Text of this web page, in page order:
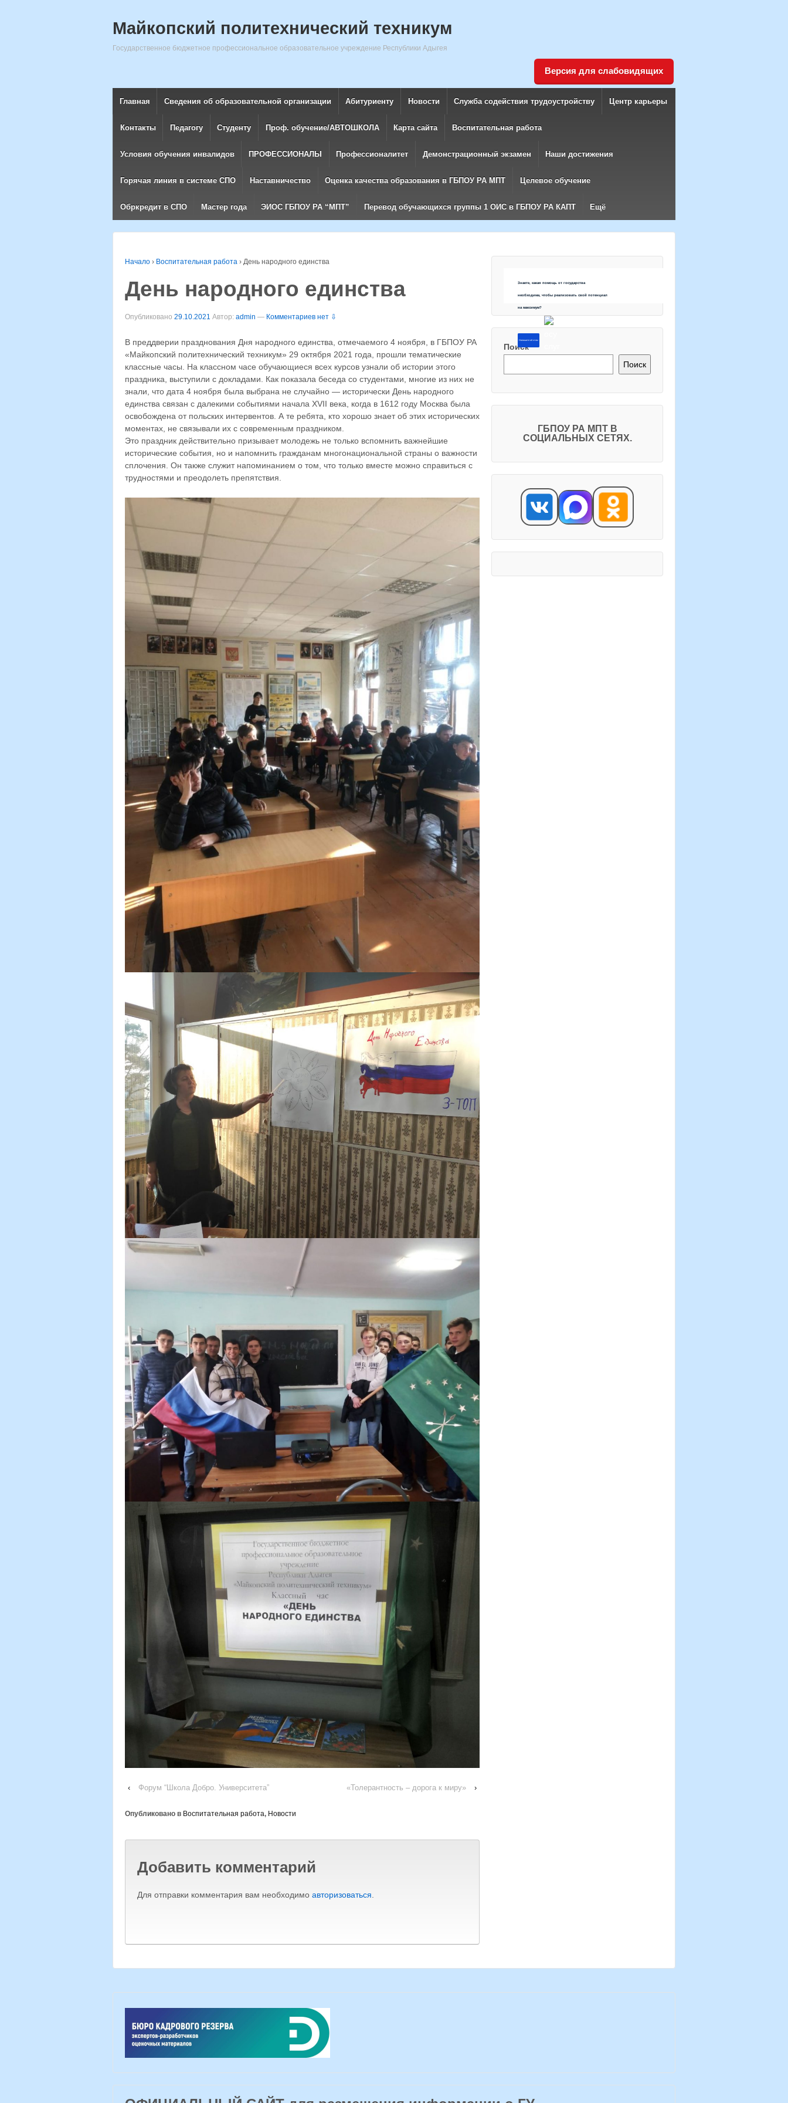
Майкопский политехнический техникум
Государственное бюджетное профессиональное образовательное учреждение Республики Адыгея
Версия для слабовидящих
Главная Сведения об образовательной организации Абитуриенту Новости Служба содействия трудоустройству Центр карьеры
Контакты Педагогу Студенту Проф. обучение/АВТОШКОЛА Карта сайта Воспитательная работа
Условия обучения инвалидов ПРОФЕССИОНАЛЫ Профессионалитет Демонстрационный экзамен Наши достижения
Горячая линия в системе СПО Наставничество Оценка качества образования в ГБПОУ РА МПТ Целевое обучение
Обркредит в СПО Мастер года ЭИОС ГБПОУ РА “МПТ” Перевод обучающихся группы 1 ОИС в ГБПОУ РА КАПТ Ещё
Начало › Воспитательная работа › День народного единства
День народного единства
Опубликовано 29.10.2021 Автор: admin — Комментариев нет ⇩
В преддверии празднования Дня народного единства, отмечаемого 4 ноября, в ГБПОУ РА
«Майкопский политехнический техникум» 29 октября 2021 года, прошли тематические
классные часы. На классном часе обучающиеся всех курсов узнали об истории этого
праздника, выступили с докладами. Как показала беседа со студентами, многие из них не
знали, что дата 4 ноября была выбрана не случайно — исторически День народного
единства связан с далекими событиями начала XVII века, когда в 1612 году Москва была
освобождена от польских интервентов. А те ребята, кто хорошо знает об этих исторических
моментах, не связывали их с современным праздником.
Это праздник действительно призывает молодежь не только вспомнить важнейшие
исторические события, но и напомнить гражданам многонациональной страны о важности
сплочения. Он также служит напоминанием о том, что только вместе можно справиться с
трудностями и преодолеть препятствия.
‹ Форум “Школа Добро. Университета” «Толерантность – дорога к миру» ›
Опубликовано в Воспитательная работа, Новости
Добавить комментарий
Для отправки комментария вам необходимо авторизоваться.
Знаете, какая помощь от государства
необходима, чтобы реализовать свой потенциал
на максимум?
Напишите об этом
Поиск
Поиск
ГБПОУ РА МПТ В
СОЦИАЛЬНЫХ СЕТЯХ.